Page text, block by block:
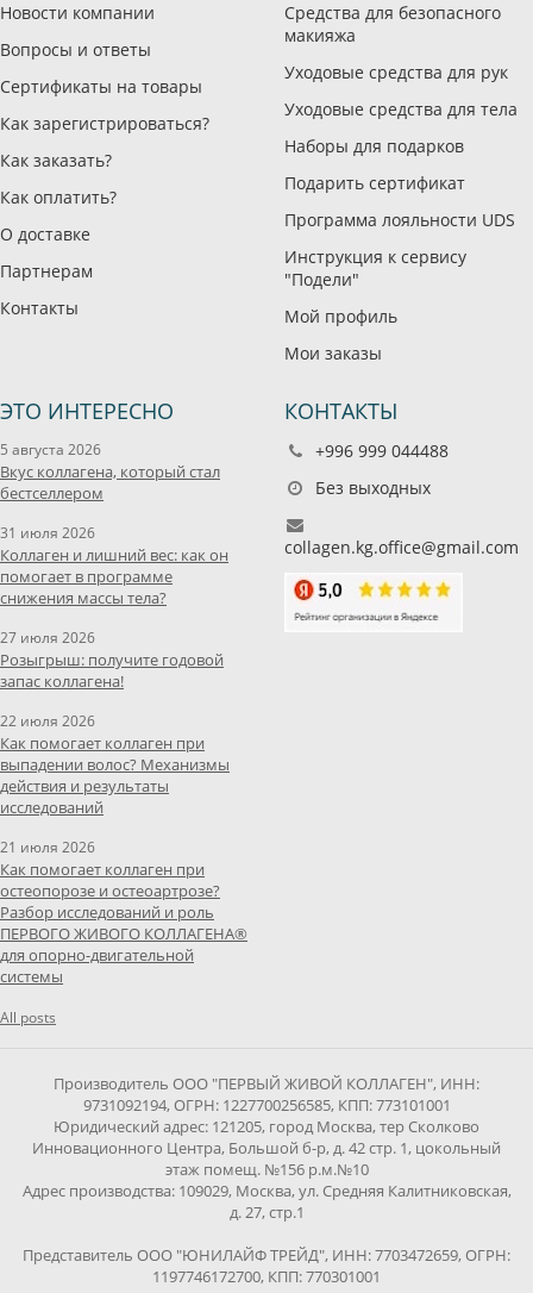
Новости компании
Вопросы и ответы
Сертификаты на товары
Как зарегистрироваться?
Как заказать?
Как оплатить?
О доставке
Партнерам
Контакты
Средства для безопасного
макияжа
Уходовые средства для рук
Уходовые средства для тела
Наборы для подарков
Подарить сертификат
Программа лояльности UDS
Инструкция к сервису
"Подели"
Мой профиль
Мои заказы
ЭТО ИНТЕРЕСНО
5 августа 2026
Вкус коллагена, который стал
бестселлером
31 июля 2026
Коллаген и лишний вес: как он
помогает в программе
снижения массы тела?
27 июля 2026
Розыгрыш: получите годовой
запас коллагена!
22 июля 2026
Как помогает коллаген при
выпадении волос? Механизмы
действия и результаты
исследований
21 июля 2026
Как помогает коллаген при
остеопорозе и остеоартрозе?
Разбор исследований и роль
ПЕРВОГО ЖИВОГО КОЛЛАГЕНА®
для опорно-двигательной
системы
All posts
КОНТАКТЫ
+996 999 044488
Без выходных
collagen.kg.office@gmail.com
Производитель ООО "ПЕРВЫЙ ЖИВОЙ КОЛЛАГЕН", ИНН:
9731092194, ОГРН: 1227700256585, КПП: 773101001
Юридический адрес: 121205, город Москва, тер Сколково
Инновационного Центра, Большой б-р, д. 42 стр. 1, цокольный
этаж помещ. №156 р.м.№10
Адрес производства: 109029, Москва, ул. Средняя Калитниковская,
д. 27, стр.1
Представитель ООО "ЮНИЛАЙФ ТРЕЙД", ИНН: 7703472659, ОГРН:
1197746172700, КПП: 770301001